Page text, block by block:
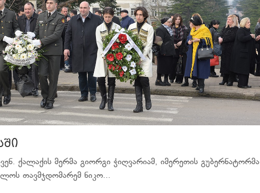
ქალაქის მერმა გიორგი ჭიღვარიამ, იმერეთის გუბერნატორმა
თავმჯდომარემ ნიკო...